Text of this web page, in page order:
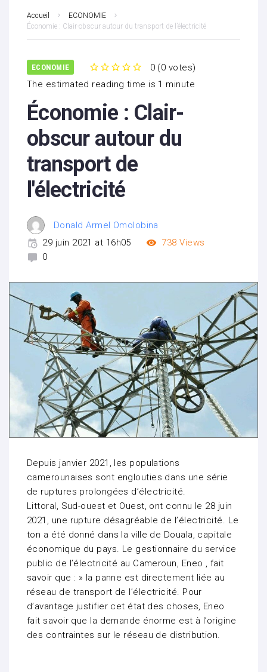
Accueil
ECONOMIE
Économie : Clair-obscur autour du transport de l’électricité
ECONOMIE
3
0 (0 votes)
The estimated reading time is 1 minute
Économie : Clair-
obscur autour du
transport de
l'électricité
Donald Armel Omolobina
29 juin 2021 at 16h05
738 Views
0
Depuis janvier 2021, les populations
camerounaises sont englouties dans une série
de ruptures prolongées d’électricité.
Littoral, Sud-ouest et Ouest, ont connu le 28 juin
2021, une rupture désagréable de l’électricité. Le
ton a été donné dans la ville de Douala, capitale
économique du pays. Le gestionnaire du service
public de l’électricité au Cameroun, Eneo , fait
savoir que : » la panne est directement liée au
réseau de transport de l’électricité. Pour
d’avantage justifier cet état des choses, Eneo
fait savoir que la demande énorme est à l’origine
des contraintes sur le réseau de distribution.